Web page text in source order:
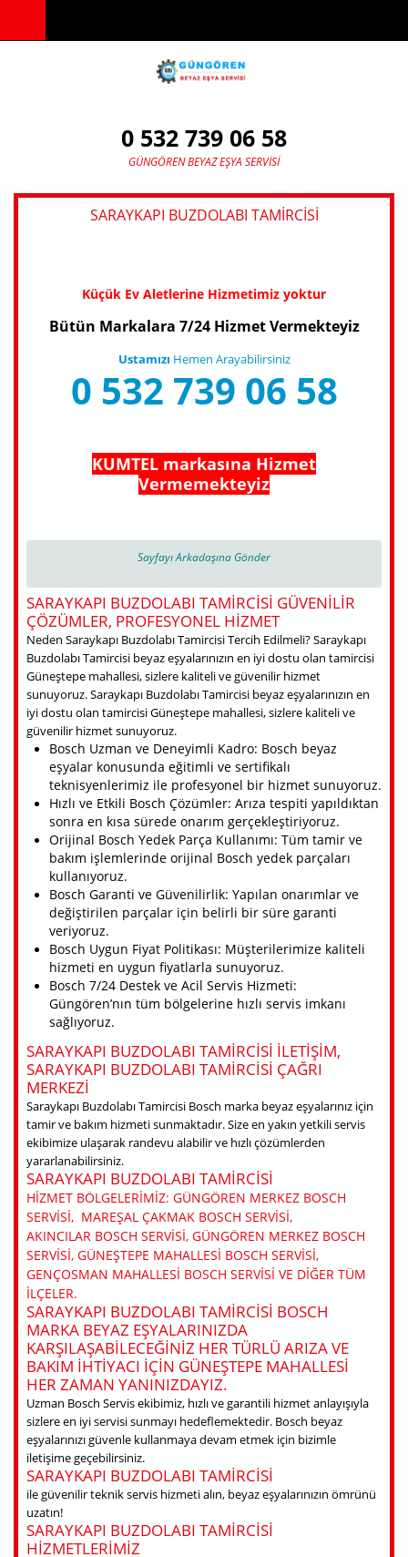
0 532 739 06 58
GÜNGÖREN BEYAZ EŞYA SERVISI
SARAYKAPI BUZDOLABI TAMIRCISI
Küçük Ev Aletlerine Hizmetimiz yoktur
Bütün Markalara 7/24 Hizmet Vermekteyiz
Ustamızı Hemen Arayabilirsiniz
0 532 739 06 58
KUMTEL markasına Hizmet
Vermemekteyiz
Sayfayı Arkadaşına Gönder
SARAYKAPI BUZDOLABI TAMIRCISI GÜVENILIR
ÇÖZÜMLER, PROFESYONEL HIZMET
Neden Saraykapı Buzdolabı Tamircisi Tercih Edilmeli? Saraykapı
Buzdolabı Tamircisi beyaz eşyalarınızın en iyi dostu olan tamircisi
Güneştepe mahallesi, sizlere kaliteli ve güvenilir hizmet
sunuyoruz. Saraykapı Buzdolabı Tamircisi beyaz eşyalarınızın en
iyi dostu olan tamircisi Güneştepe mahallesi, sizlere kaliteli ve
güvenilir hizmet sunuyoruz.
Bosch Uzman ve Deneyimli Kadro: Bosch beyaz
eşyalar konusunda eğitimli ve sertifikalı
teknisyenlerimiz ile profesyonel bir hizmet sunuyoruz.
Hızlı ve Etkili Bosch Çözümler: Arıza tespiti yapıldıktan
sonra en kısa sürede onarım gerçekleştiriyoruz.
Orijinal Bosch Yedek Parça Kullanımı: Tüm tamir ve
bakım işlemlerinde orijinal Bosch yedek parçaları
kullanıyoruz.
Bosch Garanti ve Güvenilirlik: Yapılan onarımlar ve
değiştirilen parçalar için belirli bir süre garanti
veriyoruz.
Bosch Uygun Fiyat Politikası: Müşterilerimize kaliteli
hizmeti en uygun fiyatlarla sunuyoruz.
Bosch 7/24 Destek ve Acil Servis Hizmeti:
Güngören’nın tüm bölgelerine hızlı servis imkanı
sağlıyoruz.
SARAYKAPI BUZDOLABI TAMIRCISI ILETIŞIM,
SARAYKAPI BUZDOLABI TAMIRCISI ÇAĞRI
MERKEZI
Saraykapı Buzdolabı Tamircisi Bosch marka beyaz eşyalarınız için
tamir ve bakım hizmeti sunmaktadır. Size en yakın yetkili servis
ekibimize ulaşarak randevu alabilir ve hızlı çözümlerden
yararlanabilirsiniz.
SARAYKAPI BUZDOLABI TAMIRCISI
HIZMET BÖLGELERIMIZ: GÜNGÖREN MERKEZ BOSCH
SERVISI, MAREŞAL ÇAKMAK BOSCH SERVISI,
AKINCILAR BOSCH SERVISI, GÜNGÖREN MERKEZ BOSCH
SERVISI, GÜNEŞTEPE MAHALLESI BOSCH SERVISI,
GENÇOSMAN MAHALLESI BOSCH SERVISI VE DIĞER TÜM
ILÇELER.
SARAYKAPI BUZDOLABI TAMIRCISI BOSCH
MARKA BEYAZ EŞYALARINIZDA
KARŞILAŞABILECEĞINIZ HER TÜRLÜ ARIZA VE
BAKIM IHTIYACI IÇIN GÜNEŞTEPE MAHALLESI
HER ZAMAN YANINIZDAYIZ.
Uzman Bosch Servis ekibimiz, hızlı ve garantili hizmet anlayışıyla
sizlere en iyi servisi sunmayı hedeflemektedir. Bosch beyaz
eşyalarınızı güvenle kullanmaya devam etmek için bizimle
iletişime geçebilirsiniz.
SARAYKAPI BUZDOLABI TAMIRCISI
ile güvenilir teknik servis hizmeti alın, beyaz eşyalarınızın ömrünü
uzatın!
SARAYKAPI BUZDOLABI TAMIRCISI
HIZMETLERIMIZ